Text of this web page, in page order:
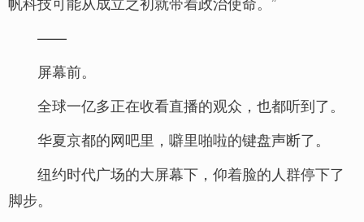
——
屏幕前。
全球一亿多正在收看直播的观众，也都听到了。
华夏京都的网吧里，噼里啪啦的键盘声断了。
纽约时代广场的大屏幕下，仰着脸的人群停下了
脚步。